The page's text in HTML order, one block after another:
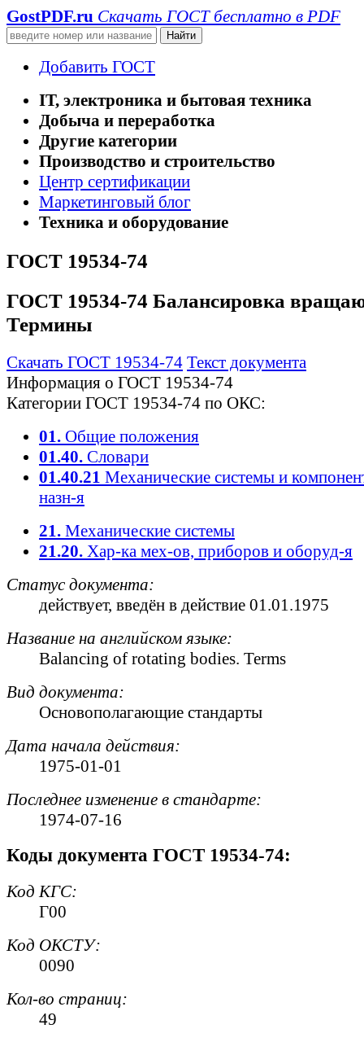
GostPDF.ru Скачать ГОСТ бесплатно в PDF
Добавить ГОСТ
IT, электроника и бытовая техника
Добыча и переработка
Другие категории
Производство и строительство
Центр сертификации
Маркетинговый блог
Техника и оборудование
ГОСТ 19534-74
ГОСТ 19534-74 Балансировка
Термины
Скачать ГОСТ 19534-74 Текст документа
Информация о ГОСТ 19534-74
Категории ГОСТ 19534-74 по ОКС:
01. Общие положения
01.40. Словари
01.40.21 Механические системы и
назн-я
21. Механические системы
21.20. Хар-ка мех-ов, приборов и оборуд-я
Статус документа:
действует, введён в действие 01.01.1975
Название на английском языке:
Balancing of rotating bodies. Terms
Вид документа:
Основополагающие стандарты
Дата начала действия:
1975-01-01
Последнее изменение в стандарте:
1974-07-16
Коды документа ГОСТ 19534-74:
КодКГС:
Г00
Код ОКСТУ:
0090
Кол-во страниц:
49